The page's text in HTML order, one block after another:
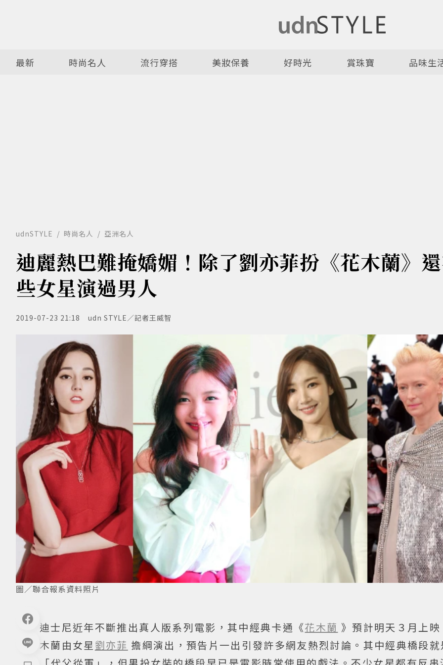
最新 時尚名人 流行穿搭 美妝保養 好時光 賞珠寶 品味生
udnSTYLE 時尚名人 亞洲名人
迪麗熱巴難掩嬌媚！除了劉亦菲扮《花木蘭》
些女星演過男人
2019-07-23 21:18 udn STYLE／記者王威智
圖／聯合報系資料照片
迪士尼近年不斷推出真人版系列電影，其中經典卡通《花木蘭 》預計明天３月上
木蘭由女星 劉亦菲 擔綱演出，預告片一出引發許多網友熱烈討論。其中經典橋段